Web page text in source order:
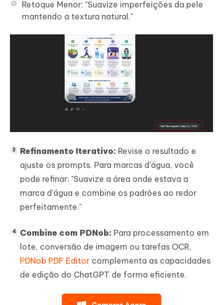
Retoque Menor: "Suavize imperfeições da pele
mantendo a textura natural."
Refinamento Iterativo: Revise o resultado e
ajuste os prompts. Para marcas d'água, você
pode refinar: "Suavize a área onde estava a
marca d'água e combine os padrões ao redor
perfeitamente."
Combine com PDNob: Para processamento em
lote, conversão de imagem ou tarefas OCR,
PDNob PDF Editor complementa as capacidades
de edição do ChatGPT de forma eficiente.